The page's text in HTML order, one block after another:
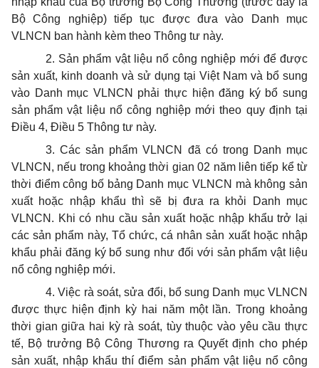
Bộ Công nghiệp) tiếp tục được đưa vào Danh mục
VLNCN ban hành kèm theo Thông tư này.
2. Sản phẩm vật liệu nổ công nghiệp mới để được
sản xuất, kinh doanh và sử dụng tại Việt Nam và bổ sung
vào Danh mục VLNCN phải thực hiện đăng ký bổ sung
sản phẩm vật liệu nổ công nghiệp mới theo quy định tại
Điều 4, Điều 5 Thông tư này.
3. Các sản phẩm VLNCN đã có trong Danh mục
VLNCN, nếu trong khoảng thời gian 02 năm liên tiếp kể từ
thời điểm công bố bảng Danh mục VLNCN mà không sản
xuất hoặc nhập khẩu thì sẽ bị đưa ra khỏi Danh mục
VLNCN. Khi có nhu cầu sản xuất hoặc nhập khẩu trở lại
các sản phẩm này, Tổ chức, cá nhân sản xuất hoặc nhập
khẩu phải đăng ký bổ sung như đối với sản phẩm vật liệu
nổ công nghiệp mới.
4. Việc rà soát, sửa đổi, bổ sung Danh mục VLNCN
được thực hiện định kỳ hai năm một lần. Trong khoảng
thời gian giữa hai kỳ rà soát, tùy thuộc vào yêu cầu thực
tế, Bộ trưởng Bộ Công Thương ra Quyết định cho phép
sản xuất, nhập khẩu thí điểm sản phẩm vật liệu nổ công